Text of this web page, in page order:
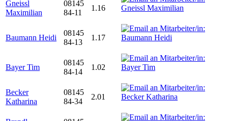
Gneissl
Maximilian
08145
84-11
1.16
Baumann Heidi
08145
84-13
1.17
Bayer Tim
08145
84-14
1.02
Becker
Katharina
08145
84-34
2.01